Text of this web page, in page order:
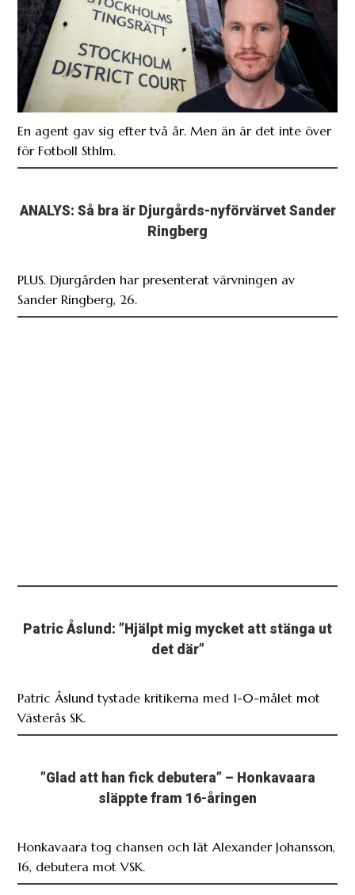
En agent gav sig efter två år. Men än är det inte över
för Fotboll Sthlm.
ANALYS: Så bra är Djurgårds-nyförvärvet Sander
Ringberg
PLUS. Djurgården har presenterat värvningen av
Sander Ringberg, 26.
Patric Åslund: ”Hjälpt mig mycket att stänga ut
det där”
Patric Åslund tystade kritikerna med 1-0-målet mot
Västerås SK.
”Glad att han fick debutera” – Honkavaara
släppte fram 16-åringen
Honkavaara tog chansen och lät Alexander Johansson,
16, debutera mot VSK.